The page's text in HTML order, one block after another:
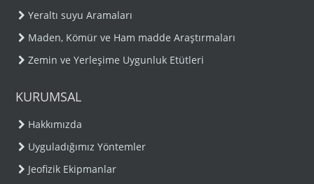
Yeraltı suyu Aramaları
Maden, Kömür ve Ham madde Araştırmaları
Zemin ve Yerleşime Uygunluk Etütleri
KURUMSAL
Hakkımızda
Uyguladığımız Yöntemler
Jeofizik Ekipmanlar